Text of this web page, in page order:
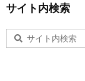
サイト内検索